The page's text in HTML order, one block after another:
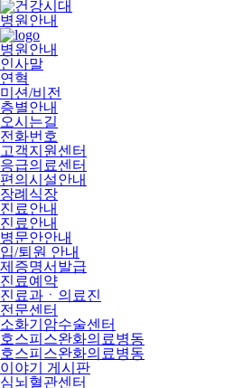
병원안내
병원안내
인사말
연혁
미션/비전
층별안내
오시는길
전화번호
고객지원센터
응급의료센터
편의시설안내
장례식장
진료안내
진료안내
병문안안내
입/퇴원 안내
제증명서발급
진료예약
진료과ㆍ의료진
전문센터
소화기암수술센터
호스피스완화의료병동
호스피스완화의료병동
이야기 게시판
심뇌혈관센터